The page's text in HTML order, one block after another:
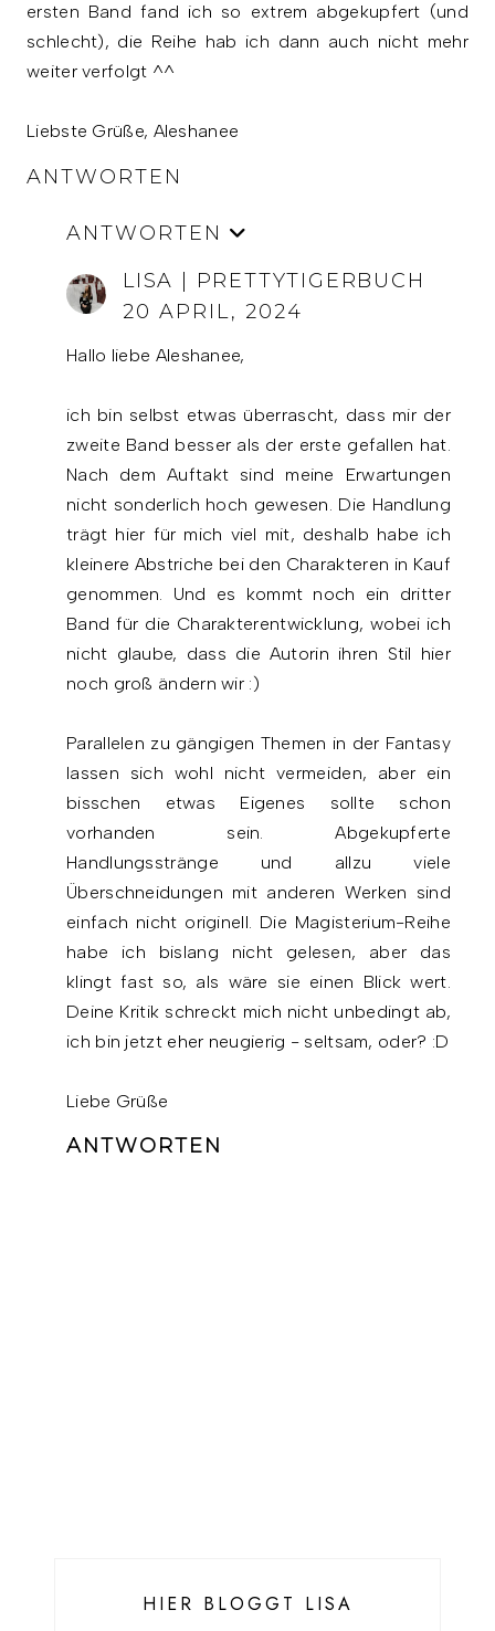
ersten Band fand ich so extrem abgekupfert (und
schlecht), die Reihe hab ich dann auch nicht mehr
weiter verfolgt ^^
Liebste Grüße, Aleshanee
ANTWORTEN
ANTWORTEN
LISA | PRETTYTIGERBUCH
20 APRIL, 2024
Hallo liebe Aleshanee,
ich bin selbst etwas überrascht, dass mir der
zweite Band besser als der erste gefallen hat.
Nach dem Auftakt sind meine Erwartungen
nicht sonderlich hoch gewesen. Die Handlung
trägt hier für mich viel mit, deshalb habe ich
kleinere Abstriche bei den Charakteren in Kauf
genommen. Und es kommt noch ein dritter
Band für die Charakterentwicklung, wobei ich
nicht glaube, dass die Autorin ihren Stil hier
noch groß ändern wir :)
Parallelen zu gängigen Themen in der Fantasy
lassen sich wohl nicht vermeiden, aber ein
bisschen etwas Eigenes sollte schon
vorhanden sein. Abgekupferte
Handlungsstränge und allzu viele
Überschneidungen mit anderen Werken sind
einfach nicht originell. Die Magisterium-Reihe
habe ich bislang nicht gelesen, aber das
klingt fast so, als wäre sie einen Blick wert.
Deine Kritik schreckt mich nicht unbedingt ab,
ich bin jetzt eher neugierig - seltsam, oder? :D
Liebe Grüße
ANTWORTEN
HIER BLOGGT LISA